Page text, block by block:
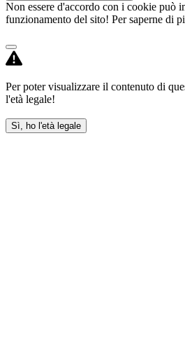
Non essere d'accordo con i cookie può
funzionamento del sito! Per saperne di
Per poter visualizzare il contenuto di
l'età legale!
Sì, ho l'età legale